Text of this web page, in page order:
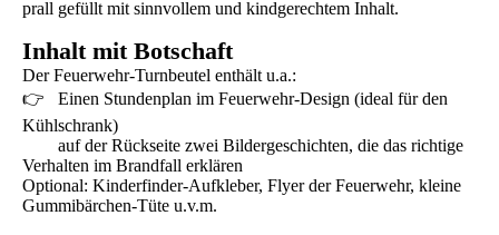
prall gefüllt mit sinnvollem und kindgerechtem Inhalt.
Inhalt mit Botschaft
Der Feuerwehr-Turnbeutel enthält u.a.:
👉 Einen Stundenplan im Feuerwehr-Design (ideal für den
Kühlschrank)
auf der Rückseite zwei Bildergeschichten, die das richtige
Verhalten im Brandfall erklären
Optional: Kinderfinder-Aufkleber, Flyer der Feuerwehr, kleine
Gummibärchen-Tüte u.v.m.